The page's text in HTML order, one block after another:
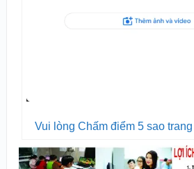
Vui lòng Chấm điểm 5 sao